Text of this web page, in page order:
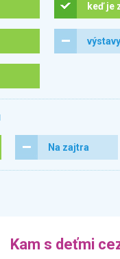
keď je
Na zajtra
Kam s deťmi